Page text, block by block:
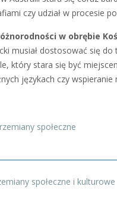
czy udział w procesie
w obrębie
musiał dostosować się
który stara się być
językach czy
społeczne
społeczne i kulturowe